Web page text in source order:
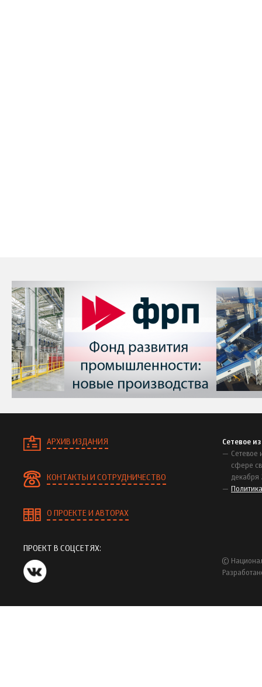
АРХИВ ИЗДАНИЯ
КОНТАКТЫ И СОТРУДНИЧЕСТВО
О ПРОЕКТЕ И АВТОРАХ
Сетевое
Сетевое
сфере
декабря
ПРОЕКТ В СОЦСЕТЯХ:
©